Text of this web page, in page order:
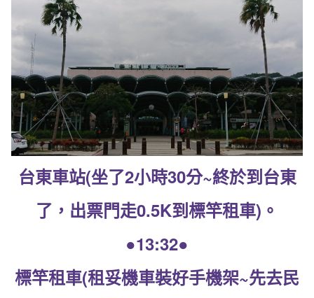
台東車站(坐了2小時30分~終於到台東
了，出票門走0.5K到標竿租車)。
●13:32●
標竿租車(租妥機車裝好手機架~先去民